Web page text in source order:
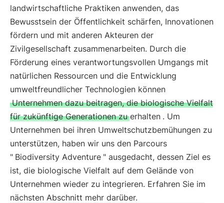
landwirtschaftliche Praktiken anwenden, das
Bewusstsein der Öffentlichkeit schärfen, Innovationen
fördern und mit anderen Akteuren der
Zivilgesellschaft zusammenarbeiten. Durch die
Förderung eines verantwortungsvollen Umgangs mit
natürlichen Ressourcen und die Entwicklung
umweltfreundlicher Technologien können
Unternehmen dazu beitragen, die biologische Vielfalt
für zukünftige Generationen zu erhalten . Um
Unternehmen bei ihren Umweltschutzbemühungen zu
unterstützen, haben wir uns den Parcours
" Biodiversity Adventure " ausgedacht, dessen Ziel es
ist, die biologische Vielfalt auf dem Gelände von
Unternehmen wieder zu integrieren. Erfahren Sie im
nächsten Abschnitt mehr darüber.